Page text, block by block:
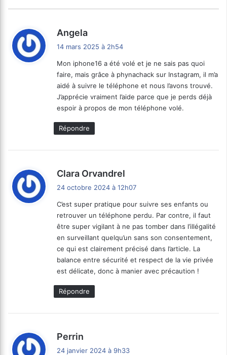
Angela
:
14 mars 2025 à 2h54
Mon iphone16 a été volé et je ne sais pas quoi
faire, mais grâce à phynachack sur Instagram, il m’a
aidé à suivre le téléphone et nous l’avons trouvé.
J’apprécie vraiment l’aide parce que je perds déjà
espoir à propos de mon téléphone volé.
Répondre
Clara Orvandrel
:
24 octobre 2024 à 12h07
C’est super pratique pour suivre ses enfants ou
retrouver un téléphone perdu. Par contre, il faut
être super vigilant à ne pas tomber dans l’illégalité
en surveillant quelqu’un sans son consentement,
ce qui est clairement précisé dans l’article. La
balance entre sécurité et respect de la vie privée
est délicate, donc à manier avec précaution !
Répondre
Perrin
24 janvier 2024 à 9h33